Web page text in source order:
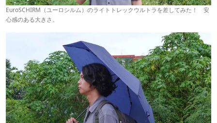
EuroSCHIRM（ユーロシルム）のライトトレックウルトラを差してみた！ 安
心感のある大きさ。